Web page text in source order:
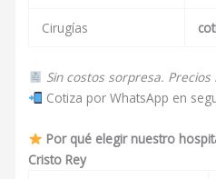
Cirugías
Sin costos sorpresa.
Cotiza por WhatsApp en
Por qué elegir nuestro
Cristo Rey